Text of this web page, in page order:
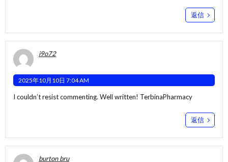
返信
i9o72
2025年10月10日 7:04 AM
I couldn’t resist commenting. Well written! TerbinaPharmacy
返信
burton bru